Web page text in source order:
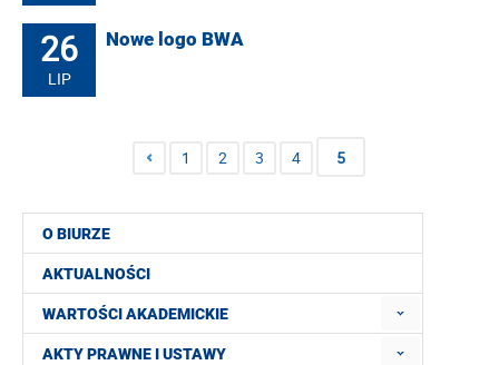
O BIURZE
AKTUALNOŚCI
WARTOŚCI AKADEMICKIE
AKTY PRAWNE I USTAWY
26
LIP
Nowe logo BWA
1 2 3 4 5